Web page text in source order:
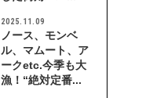
2025.11.09
ノース、モンベ
ル、マムート、ア
ークetc.今季も大
漁！“絶対定番...